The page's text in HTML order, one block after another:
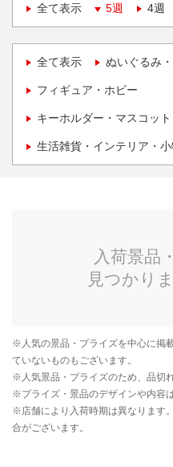
全て表示
5週 4週
全て表示 ぬいぐるみ
フィギュア・ホビー
キーホルダー・マスコッ
生活雑貨・インテリア・小